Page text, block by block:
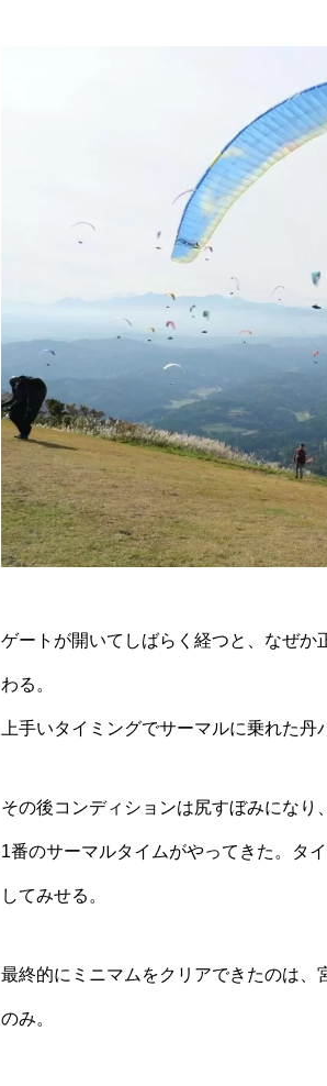
ゲートが開いてしばらく経つと、なぜ
わる。
上手いタイミングでサーマルに乗れた
その後コンディションは尻すぼみになり
1番のサーマルタイムがやってきた。タ
してみせる。
最終的にミニマムをクリアできたのは、
のみ。